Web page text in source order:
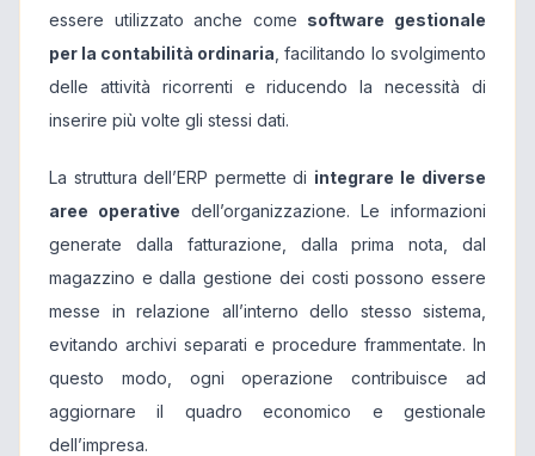
essere utilizzato anche come software gestionale
per la contabilità ordinaria , facilitando lo svolgimento
delle attività ricorrenti e riducendo la necessità di
inserire più volte gli stessi dati.
La struttura dell’ERP permette di integrare le diverse
aree operative dell’organizzazione. Le informazioni
generate dalla fatturazione, dalla prima nota, dal
magazzino e dalla gestione dei costi possono essere
messe in relazione all’interno dello stesso sistema,
evitando archivi separati e procedure frammentate. In
questo modo, ogni operazione contribuisce ad
aggiornare il quadro economico e gestionale
dell’impresa.